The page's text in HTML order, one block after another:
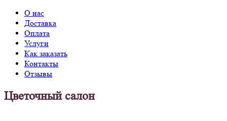
О нас
Доставка
Оплата
Услуги
Как заказать
Контакты
Отзывы
Цветочный салон